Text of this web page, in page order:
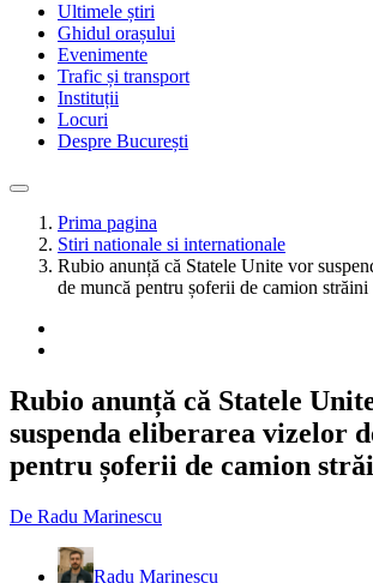
Ultimele știri
Ghidul orașului
Evenimente
Trafic și transport
Instituții
Locuri
Despre București
Prima pagina
Stiri nationale si internationale
Rubio anunță că Statele Unite vor
de muncă pentru șoferii de camion străini
Rubio anunță că Statele
suspenda eliberarea vizelor
pentru șoferii de camion
De Radu Marinescu
Radu Marinescu